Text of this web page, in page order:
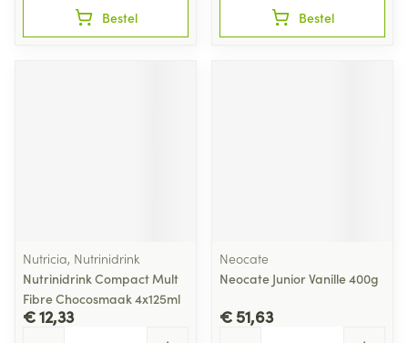
Bestel Bestel
Nutricia, Nutrinidrink
Nutrinidrink Compact Mult
Fibre Chocosmaak 4x125ml
€ 12,33
Neocate
Neocate Junior Vanille 400g
€ 51,63